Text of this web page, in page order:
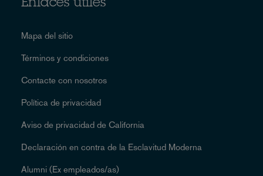
Enlaces útiles
Mapa del sitio
Términos y condiciones
Contacte con nosotros
Política de privacidad
Aviso de privacidad de California
Declaración en contra de la Esclavitud Moderna
Alumni (Ex empleados/as)